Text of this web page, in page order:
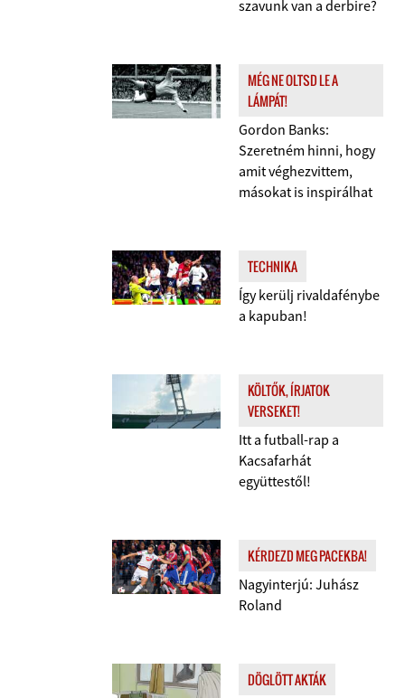
szavunk van a derbire?
MÉG NE OLTSD LE A
LÁMPÁT!
Gordon Banks:
Szeretném hinni, hogy
amit véghezvittem,
másokat is inspirálhat
TECHNIKA
Így kerülj rivaldafénybe
a kapuban!
KÖLTŐK, ÍRJATOK
VERSEKET!
Itt a futball-rap a
Kacsafarhát
együttestől!
KÉRDEZD MEG PACEKBA!
Nagyinterjú: Juhász
Roland
DÖGLÖTT AKTÁK